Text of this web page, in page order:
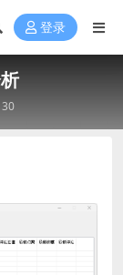
登录
30